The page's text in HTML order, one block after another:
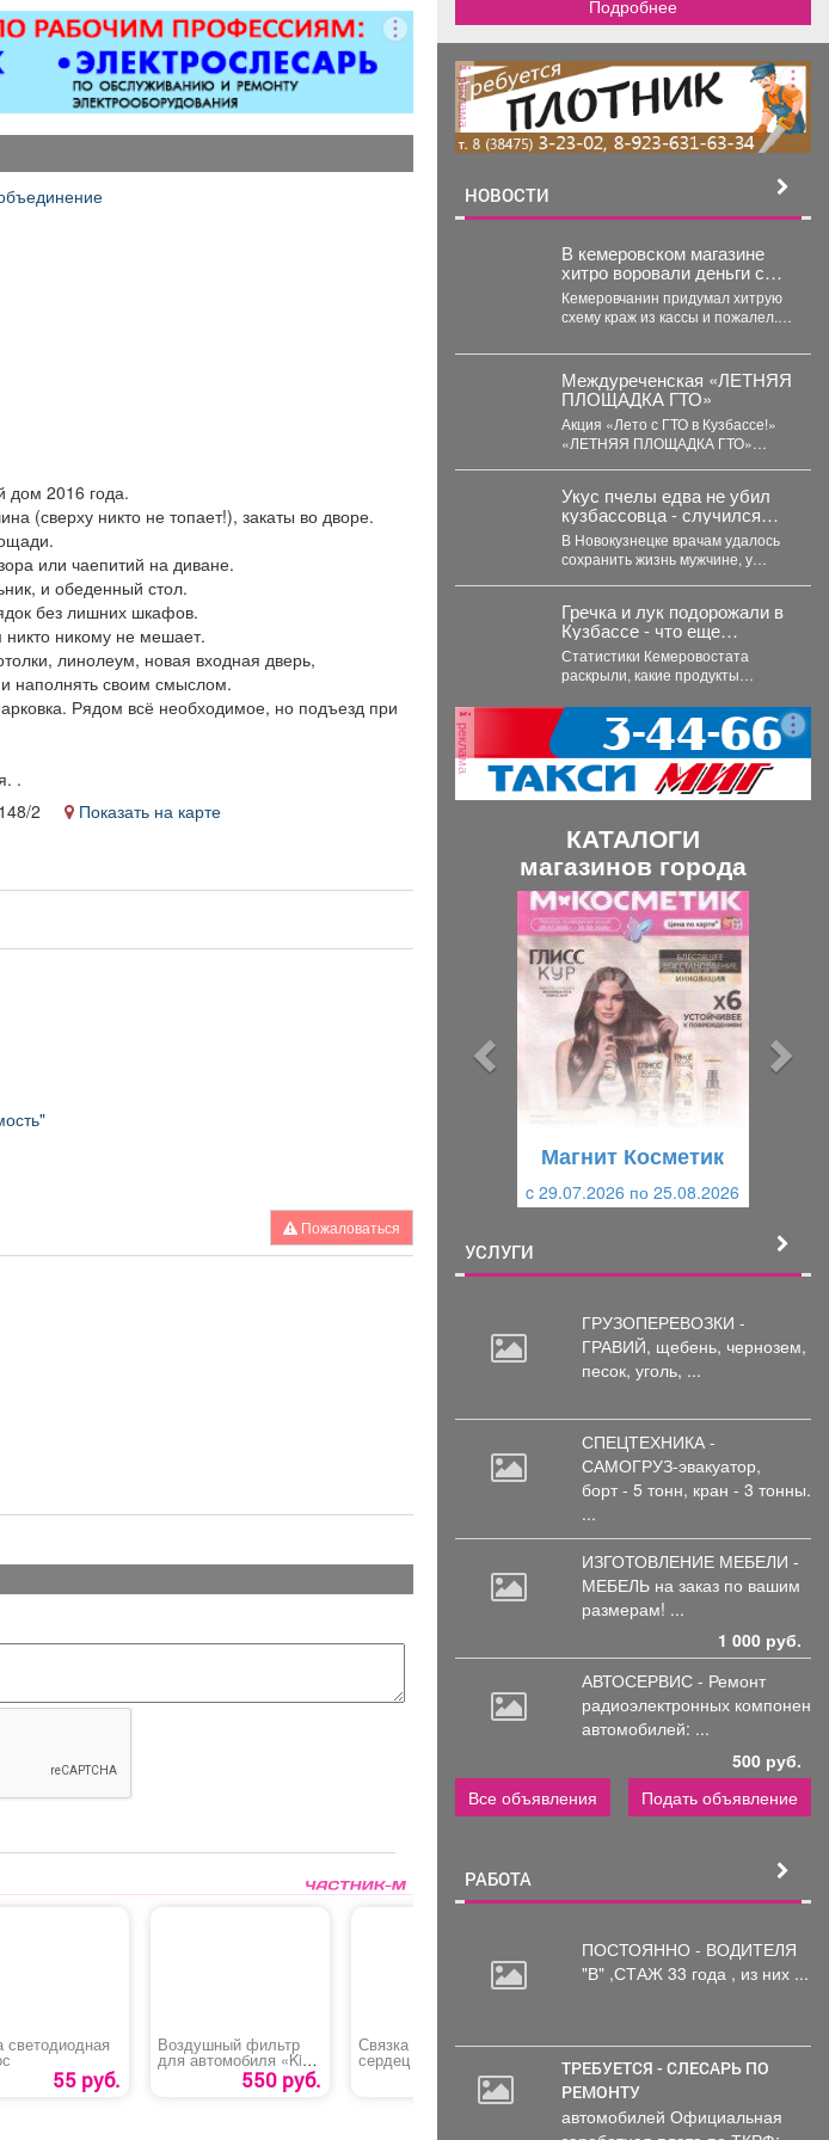
парковка, торг
уместен.
магнитол,
электроусилителей
руля,
многофункциональных
дисплеев, и многого
другого. Быстро,
дом 2016 года.
(сверху никто не топает!), закаты во дворе.
или чаепитий на диване.
и обеденный стол.
без лишних шкафов.
никому не мешает.
линолеум, новая входная дверь,
наполнять своим смыслом.
Рядом всё необходимое, но подъезд при
.
148/2
Показать на карте
Пожаловаться
светодиодная
55 руб.
Воздушный фильтр
для автомобиля «Kia
Sorento» 550 руб.
Связка шаров и
сердец
2440 руб.
Свадебный букет Букет
сливки"
сортовая)
Подробнее
реклама
НОВОСТИ
В кемеровском магазине
хитро воровали деньги с
помощью оставленных
чеков
Кемеровчанин придумал хитрую
схему краж из кассы и пожалел. В
Междуреченская «ЛЕТНЯЯ
ПЛОЩАДКА ГТО»
Акция «Лето с ГТО в Кузбассе!»
«ЛЕТНЯЯ ПЛОЩАДКА ГТО»
Укус пчелы едва не убил
кузбассовца - случился
инфаркт
В Новокузнецке врачам удалось
сохранить жизнь мужчине, у
Гречка и лук подорожали в
Кузбассе - что еще
взлетело в цене
Статистики Кемеровостата
раскрыли, какие продукты
Кузбассе за неделю.
Специалисты Кемеровостата...
реклама
КАТАЛОГИ
магазинов города
Магнит Косметик
c 29.07.2026 по 25.08.2026
УСЛУГИ
ГРУЗОПЕРЕВОЗКИ -
ГРАВИЙ, щебень, чернозем,
песок, уголь, ...
СПЕЦТЕХНИКА -
САМОГРУЗ-эвакуатор,
борт - 5 тонн, кран - 3 тонны.
...
ИЗГОТОВЛЕНИЕ МЕБЕЛИ -
МЕБЕЛЬ на заказ по вашим
размерам! ...
1 000 руб.
АВТОСЕРВИС - Ремонт
радиоэлектронных
автомобилей: ...
500 руб.
Все объявления
Подать объявление
РАБОТА
ПОСТОЯННО - ВОДИТЕЛЯ
"В" ,СТАЖ 33 года , из них ...
ТРЕБУЕТСЯ - СЛЕСАРЬ ПО
РЕМОНТУ
автомобилей Официальная